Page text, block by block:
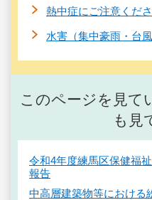
熱中症にご注意くだ
水害（集中豪雨・台
このページを見て
も見
令和4年度練馬区保健福
報告
中高層建築物等における